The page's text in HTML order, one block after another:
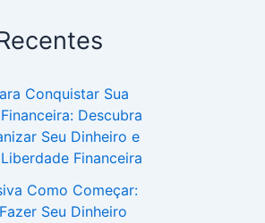
Conquistar Sua
Descubra
Seu Dinheiro e
Financeira
Como Começar:
Seu Dinheiro